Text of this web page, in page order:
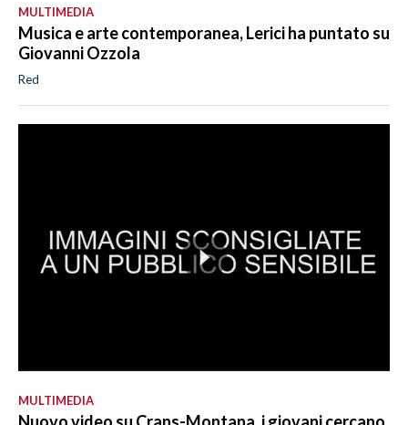
MULTIMEDIA
Musica e arte contemporanea, Lerici ha puntato su
Giovanni Ozzola
Red
MULTIMEDIA